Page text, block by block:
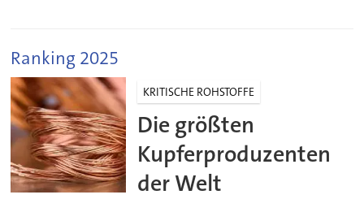
Ranking 2025
KRITISCHE ROHSTOFFE
Die größten
Kupferproduzenten
der Welt